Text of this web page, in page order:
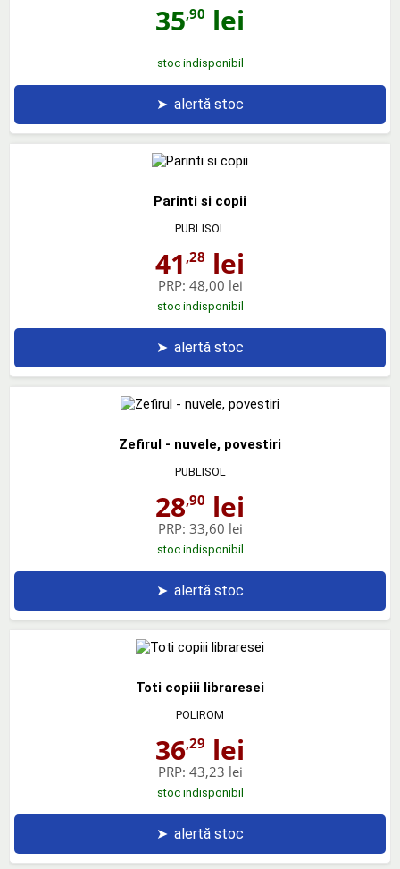
35,90 lei
stoc indisponibil
➤ alertă stoc
Parinti si copii
PUBLISOL
41 ,28 lei
PRP: 48,00 lei
stoc indisponibil
➤ alertă stoc
Zefirul - nuvele, povestiri
PUBLISOL
28,90 lei
PRP: 33,60 lei
stoc indisponibil
➤ alertă stoc
Toti copiii libraresei
POLIROM
36,29 lei
PRP: 43,23 lei
stoc indisponibil
➤ alertă stoc